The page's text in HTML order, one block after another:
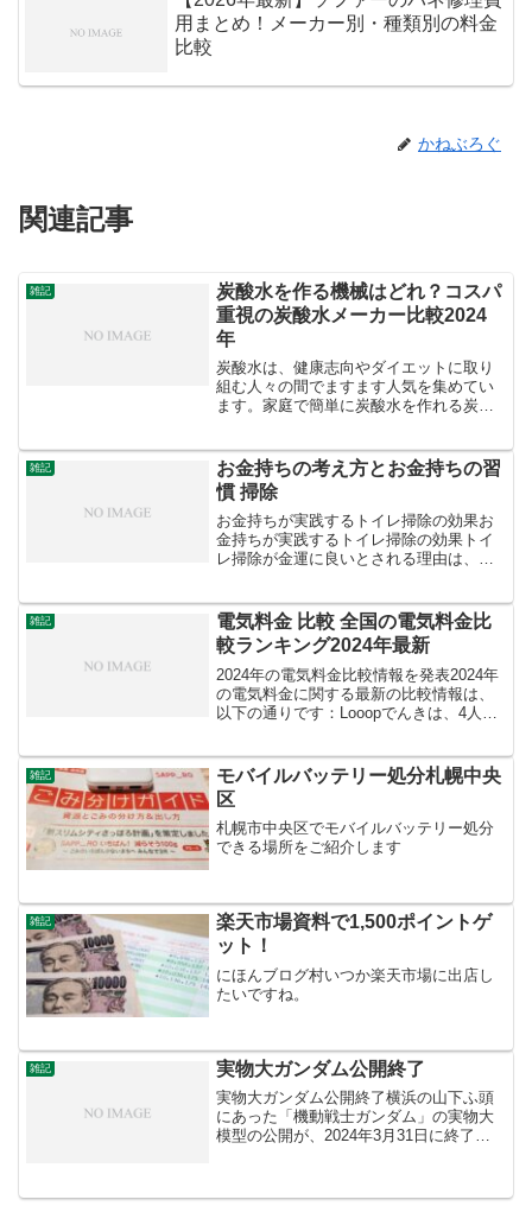
用まとめ！メーカー別・種類別の料金
比較
かねぶろぐ
関連記事
雑記
炭酸水を作る機械はどれ？コスパ
重視の炭酸水メーカー比較2024
年
炭酸水は、健康志向やダイエットに取り
組む人々の間でますます人気を集めてい
ます。家庭で簡単に炭酸水を作れる炭酸
ーから様々な機能やデザインの炭酸水メ
ーカーが登場していま...
雑記
お金持ちの考え方とお金持ちの習
慣 掃除
お金持ちが実践するトイレ掃除の効果お
金持ちが実践するトイレ掃除の効果トイ
レ掃除が金運に良いとされる理由は、以
般的にトイレは汚れやすく、掃除を避け
たい場所です。この...
雑記
電気料金 比較 全国の電気料金比
較ランキング2024年最新
2024年の電気料金比較情報を発表2024年
の電気料金に関する最新の比較情報は、
以下の通りです：Looopでんきは、4人家
30分ごとに電力量料金が変動するため、
最安の...
雑記
モバイルバッテリー処分札幌中央
区
札幌市中央区でモバイルバッテリー処分
できる場所をご紹介します
雑記
楽天市場資料で1,500ポイントゲ
ット！
にほんブログ村いつか楽天市場に出店し
たいですね。
雑記 実物大ガンダム公開終了
実物大ガンダム公開終了横浜の山下ふ頭
にあった「機動戦士ガンダム」の実物大
模型の公開が、2024年3月31日に終了し